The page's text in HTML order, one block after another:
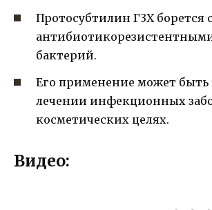
Протосубтилин Г3Х борется с
бактерий.
Его применение может быть
лечении инфекционных
косметических целях.
Видео: